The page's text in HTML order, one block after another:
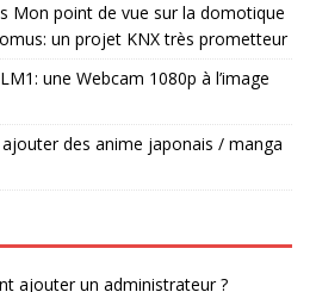
Mon point de vue sur la domotique
un projet KNX très prometteur
une Webcam 1080p à l’image
ajouter des anime japonais / manga
ajouter un administrateur ?